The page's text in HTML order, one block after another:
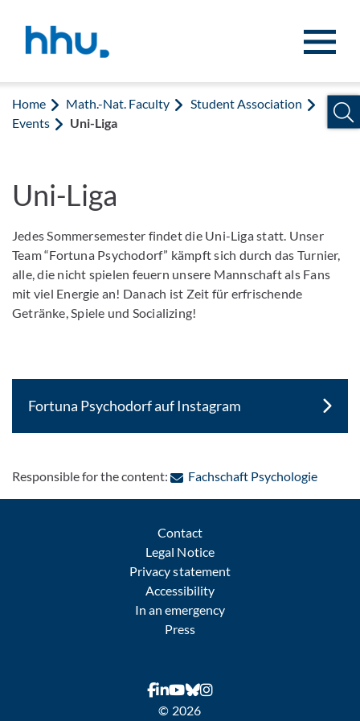
Home Math.-Nat. Faculty
Student Association
Events
Uni-Liga
Uni-Liga
Jedes Sommersemester findet die Uni-Liga statt. Unser
Team “Fortuna Psychodorf” kämpft sich durch das Turnier,
alle, die nicht spielen feuern unsere Mannschaft als Fans
mit viel Energie an! Danach ist Zeit für erfrischende
Getränke, Spiele und Socializing!
Fortuna Psychodorf auf Instagram
Responsible for the content: Fachschaft Psychologie:
Contact
Legal Notice
Privacy statement
Accessibility
In an emergency
Press
© 2026